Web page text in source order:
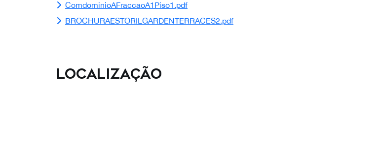
ComdominioAFraccaoA1Piso1.pdf
BROCHURAESTORILGARDENTERRACES2.pdf
Localização